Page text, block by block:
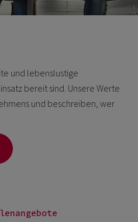
und lebenslustige
bereit sind. Unsere Werte
und beschreiben, wer